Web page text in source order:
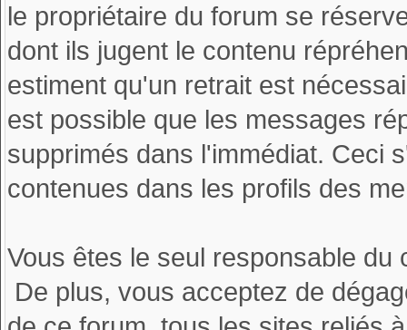
le propriétaire du forum se
dont ils jugent le contenu
estiment qu'un retrait est
est possible que les messages
supprimés dans l'immédiat. Ceci
contenues dans les profils des
Vous êtes le seul responsable
De plus, vous acceptez de